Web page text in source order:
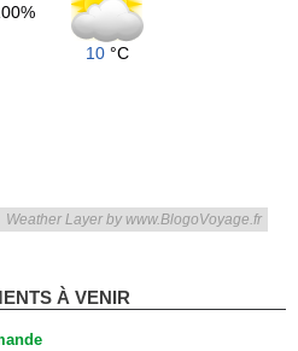
10 °C
Weather Layer by www.BlogoVoyage.fr
À VENIR